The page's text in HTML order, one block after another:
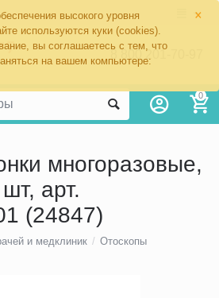
×
высокого уровня
используются куки (cookies).
вы соглашаетесь с тем, что
на вашем компьютере:8 800 201-70-97
0
многоразовые,
арт.
(24847)
и медклиник / Отоскопы